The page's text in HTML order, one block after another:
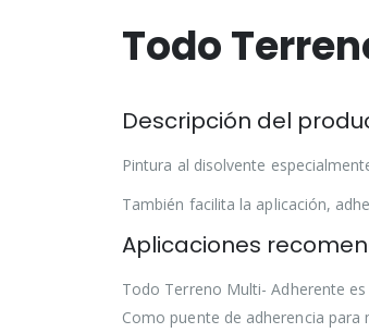
Todo
Descripción del
Pintura al disolvente
También facilita la aplicación,
Aplicaciones
Todo Terreno Multi- Adherente
Como puente de adherencia para